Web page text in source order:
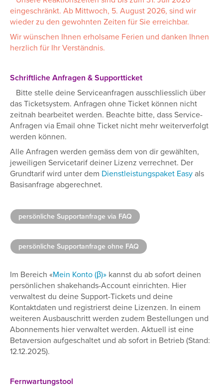
eingeschränkt. Ab Mittwoch, 5. August 2026, sind wir
wieder zu den gewohnten Zeiten für Sie erreichbar.
Wir wünschen Ihnen erholsame Ferien und danken Ihnen
herzlich für Ihr Verständnis.
Schriftliche Anfragen & Supportticket
Bitte stelle deine Serviceanfragen ausschliesslich über
das Ticketsystem. Anfragen ohne Ticket können nicht
zeitnah bearbeitet werden. Beachte bitte, dass Service-
Anfragen via Email ohne Ticket nicht mehr weiterverfolgt
werden können.
Alle Anfragen werden gemäss dem von dir gewählten,
jeweiligen Servicetarif deiner Lizenz verrechnet. Der
Grundtarif wird unter dem Dienstleistungspaket Easy als
Basisanfrage abgerechnet.
persönliche Supportanfrage via FAQ
persönliche Supportanfrage ohne FAQ
Im Bereich «Mein Konto (β)» kannst du ab sofort deinen
persönlichen shakehands-Account einrichten. Hier
verwaltest du deine Support-Tickets und deine
Kontaktdaten und registrierst deine Lizenzen. In einem
weiteren Ausbauschritt werden zudem Bestellungen und
Abonnements hier verwaltet werden. Aktuell ist eine
Betaversion aufgeschaltet und ab sofort in Betrieb (Stand:
12.12.2025).
Fernwartungstool